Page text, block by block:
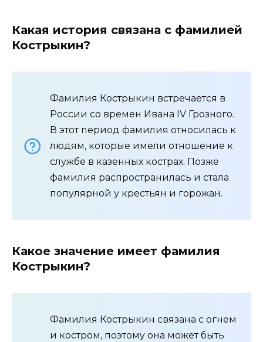
Какая история связана с фамилией
Кострыкин?
Фамилия Кострыкин встречается в
России со времен Ивана IV Грозного.
В этот период фамилия относилась к
людям, которые имели отношение к
службе в казенных кострах. Позже
фамилия распространилась и стала
популярной у крестьян и горожан.
Какое значение имеет фамилия
Кострыкин?
Фамилия Кострыкин связана с огнем
и костром, поэтому она может быть